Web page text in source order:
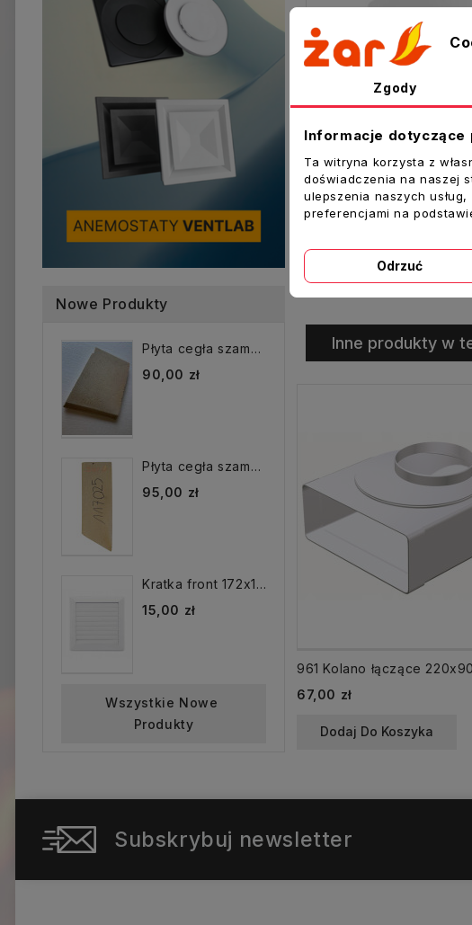
Nowe Produkty
Płyta cegła szamotowa...
90,00 zł
Płyta cegła szamotowa...
95,00 zł
Kratka front 172x172 mm...
15,00 zł
Wszystkie Nowe
Produkty
Dodaj Do Koszyka
Inne produkty w
Cena
67,00 zł
Dodaj Do Koszyka
Subskrybuj newsletter
Zgody
Informacje dotyczące
Ta witryna korzysta z
doświadczenia na naszej
ulepszenia naszych
preferencjami na
Odrzuć